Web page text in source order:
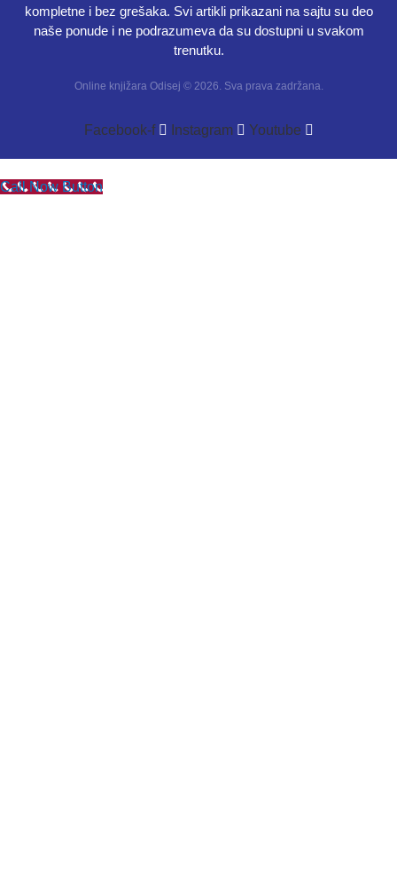
kompletne i bez grešaka. Svi artikli prikazani na sajtu su deo
naše ponude i ne podrazumeva da su dostupni u svakom
trenutku.
Online knjižara Odisej © 2026. Sva prava zadržana.
Facebook-f Instagram Youtube
Call Now Button